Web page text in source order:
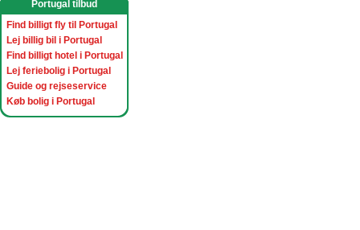
Portugal tilbud
Find billigt fly til Portugal
Lej billig bil i Portugal
Find billigt hotel i Portugal
Lej feriebolig i Portugal
Guide og rejseservice
Køb bolig i Portugal